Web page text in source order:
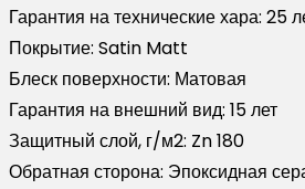
Гарантия на технические хара: 25
Покрытие: Satin Matt
Блеск поверхности: Матовая
Гарантия на внешний вид: 15 лет
Защитный слой, г/м2: Zn 180
Обратная сторона: Эпоксидная